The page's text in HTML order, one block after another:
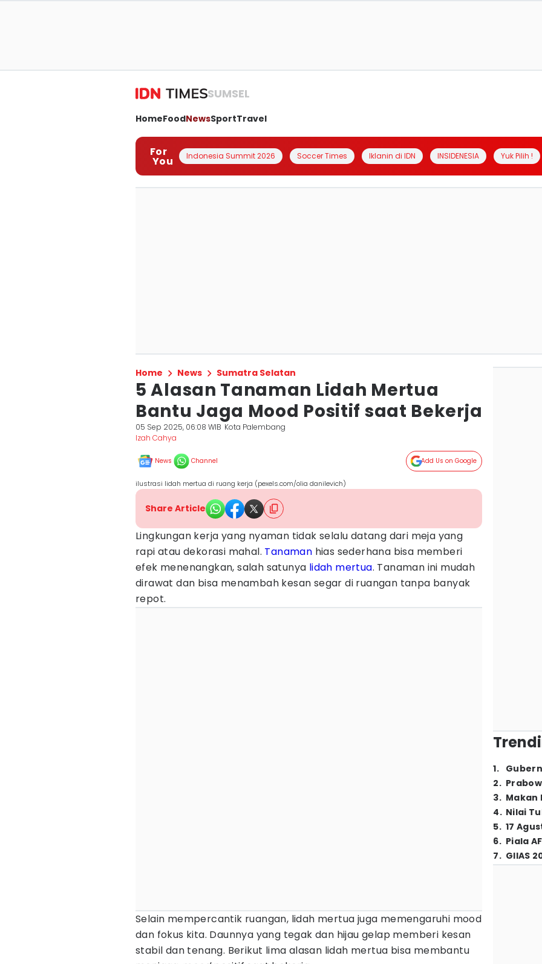
SUMSEL
HomeFoodNewsSportTravel
For
You Indonesia Summit 2026 Soccer Times Iklanin di IDN INSIDENESIA Yuk Pilih !
Home News Sumatra Selatan
5 Alasan Tanaman Lidah Mertua
Bantu Jaga Mood Positif saat Bekerja
05 Sep 2025, 06:08 WIB Kota Palembang
Izah Cahya
News Channel Add Us on Google
ilustrasi lidah mertua di ruang kerja (pexels.com/olia danilevich)
Share Article
Lingkungan kerja yang nyaman tidak selalu datang dari meja yang
rapi atau dekorasi mahal. Tanaman hias sederhana bisa memberi
efek menenangkan, salah satunya lidah mertua. Tanaman ini mudah
dirawat dan bisa menambah kesan segar di ruangan tanpa banyak
repot.
Selain mempercantik ruangan, lidah mertua juga memengaruhi mood
dan fokus kita. Daunnya yang tegak dan hijau gelap memberi kesan
stabil dan tenang. Berikut lima alasan lidah mertua bisa membantu
1.
2.
3. Makan
4. Nilai
5. 17
6. Piala
7. GIIAS